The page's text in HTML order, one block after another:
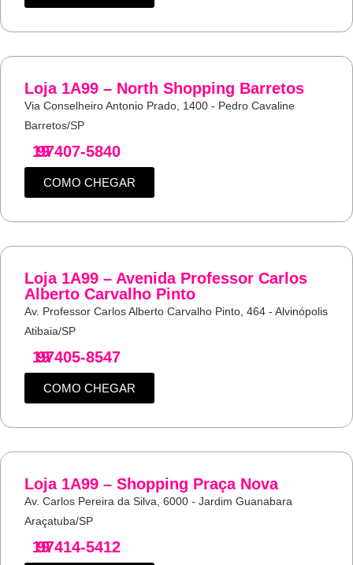
Loja 1A99 – North Shopping Barretos
Via Conselheiro Antonio Prado, 1400 - Pedro Cavaline
Barretos/SP
19
97407-5840
COMO CHEGAR
Loja 1A99 – Avenida Professor Carlos
Alberto Carvalho Pinto
Av. Professor Carlos Alberto Carvalho Pinto, 464 - Alvinópolis
Atibaia/SP
19
97405-8547
COMO CHEGAR
Loja 1A99 – Shopping Praça Nova
Av. Carlos Pereira da Silva, 6000 - Jardim Guanabara
Araçatuba/SP
19
97414-5412